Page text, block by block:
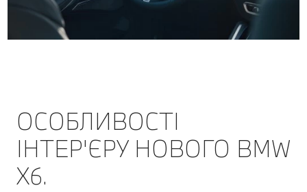
ОСОБЛИВОСТІ
ІНТЕР'ЄРУ НОВОГО BMW
X6.